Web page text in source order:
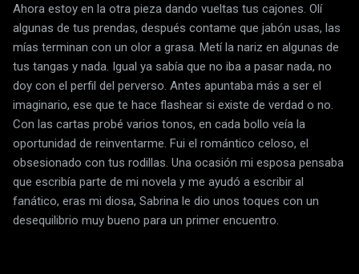
Ahora estoy en la otra pieza dando vueltas tus cajones. Olí
algunas de tus prendas, después contame que jabón usas, las
mías terminan con un olor a grasa. Metí la nariz en algunas de
tus tangas y nada. Igual ya sabía que no iba a pasar nada, no
doy con el perfil del perverso. Antes apuntaba más a ser el
imaginario, ese que te hace flashear si existe de verdad o no.
Con las cartas probé varios tonos, en cada bollo veía la
oportunidad de reinventarme. Fui el romántico celoso, el
obsesionado con tus rodillas. Una ocasión mi esposa pensaba
que escribía parte de mi novela y me ayudó a escribir al
fanático, eras mi diosa, Sabrina le dio unos toques con un
desequilibrio muy bueno para un primer encuentro.